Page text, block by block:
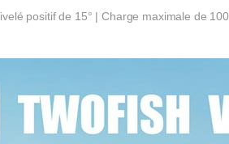
positif de 15° | Charge maximale de